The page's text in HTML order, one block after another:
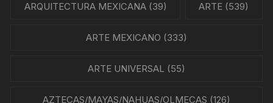
ARQUITECTURA MEXICANA(39) ARTE (539)
ARTE MEXICANO (333)
ARTE UNIVERSAL (55)
AZTECAS/MAYAS/NAHUAS/OLMECAS (126)